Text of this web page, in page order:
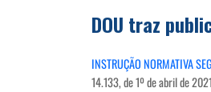
DOU traz
INSTRUÇÃO NORMATIVA
14.133, de 1º de abril de